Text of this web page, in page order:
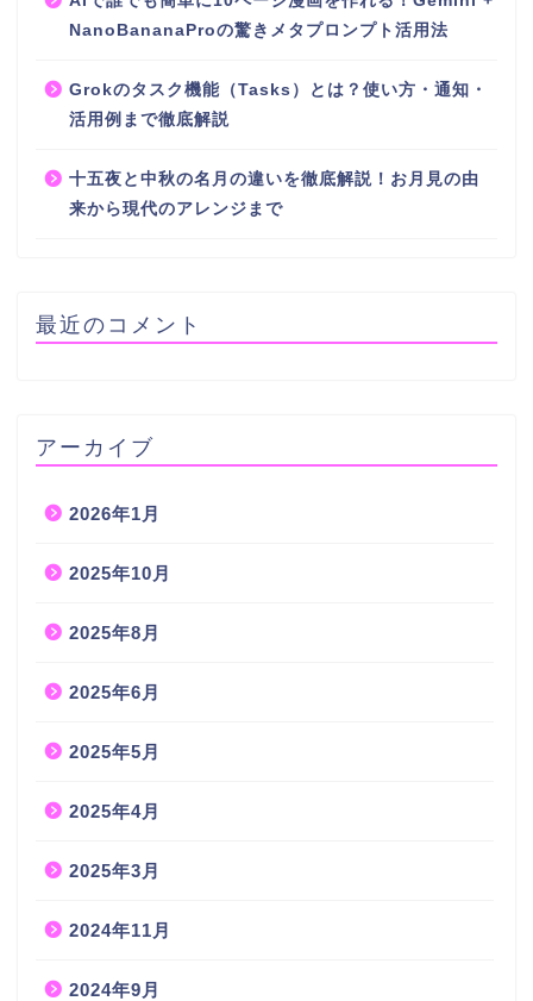
NanoBananaProの驚きメタプロンプト活用法
Grokのタスク機能（Tasks）とは？使い方・通知・
活用例まで徹底解説
十五夜と中秋の名月の違いを徹底解説！お月見の由
来から現代のアレンジまで
最近のコメント
アーカイブ
2026年1月
2025年10月
2025年8月
2025年6月
2025年5月
2025年4月
2025年3月
2024年11月
2024年9月